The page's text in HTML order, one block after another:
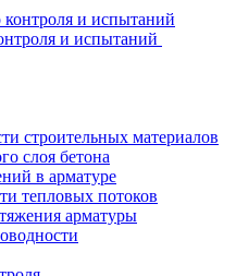
и испытаний
строительных материалов
слоя бетона
в арматуре
тепловых потоков
арматуры